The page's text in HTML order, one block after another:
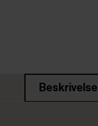
Beskrivelse